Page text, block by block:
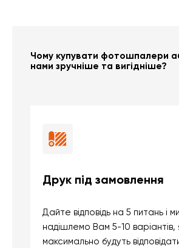
Чому купувати фотошпалери
нами зручніше та вигідніше?
Друк під замовлення
Дайте відповідь на 5 питань і ми
надішлемо Вам 5-10 варіантів,
максимально будуть